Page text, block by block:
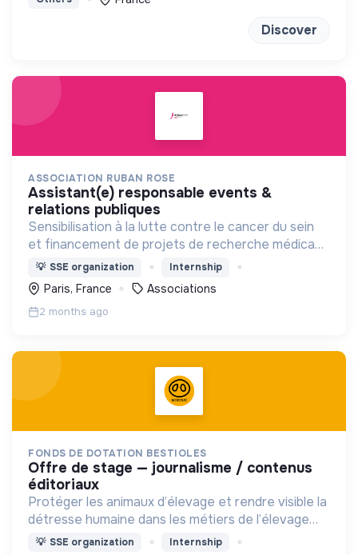
Discover
ASSOCIATION RUBAN ROSE
assistant(e) responsable events &
relations publiques
Sensibilisation à la lutte contre le cancer du sein
et financement de projets de recherche médicaux
pour contribuer à la lutte contre le cancer du sein.
💡 SSE organization Internship
Paris, France Associations
2 months ago
FONDS DE DOTATION BESTIOLES
offre de stage — journalisme / contenus
éditoriaux
Protéger les animaux d’élevage et rendre visible la
détresse humaine dans les métiers de l’élevage
(animaux de rente)
💡 SSE organization Internship